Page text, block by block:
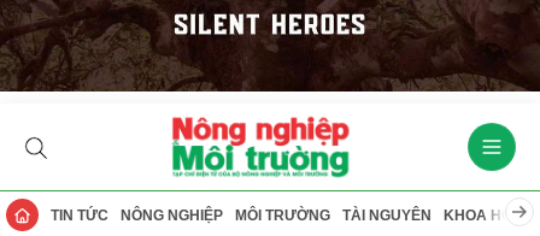
TIN TỨC NÔNG NGHIỆP MÔI TRƯỜNG TÀI NGUYÊN KHOA HỌC